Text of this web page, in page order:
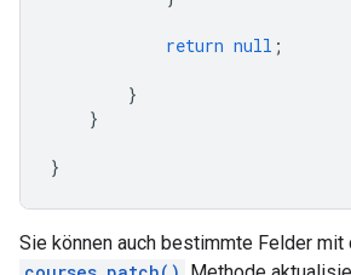
return null ;
}
}
}
Sie können auch bestimmte Felder mit